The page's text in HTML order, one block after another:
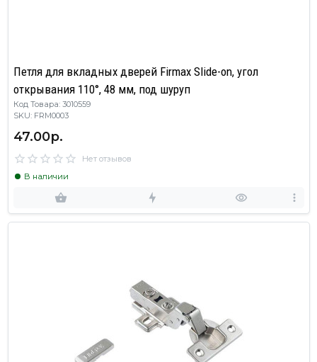
Петля для вкладных дверей Firmax Slide-on, угол
открывания 110°, 48 мм, под шуруп
Код Товара: 3010559
SKU: FRM0003
47.00р.
Нет отзывов
В наличии